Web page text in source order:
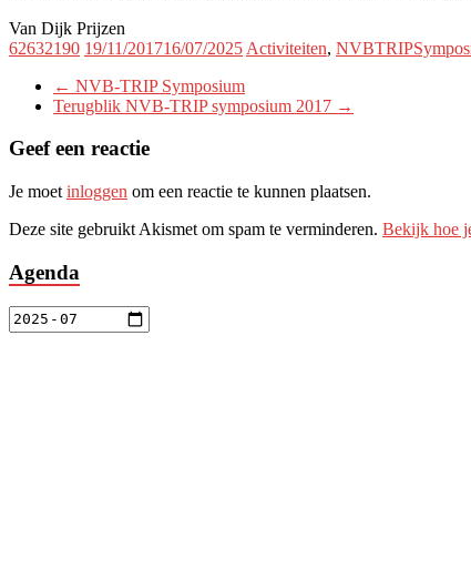
Van Dijk Prijzen
62632190 19/11/201716/07/2025 Activiteiten,
← NVB-TRIP Symposium
Terugblik NVB-TRIP symposium 2017 →
Geef een reactie
Je moet inloggen om een reactie te kunnen plaatsen.
Deze site gebruikt Akismet om spam te verminderen. Bekijk hoe
Agenda